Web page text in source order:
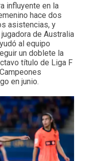
influyente en la
hace dos
asistencias, y
de Australia
al equipo
un doblete la
título de Liga F
en junio.